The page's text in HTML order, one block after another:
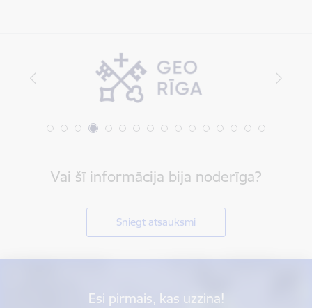
Vai šī informācija bija noderīga?
Sniegt atsauksmi
Esi pirmais, kas uzzina!